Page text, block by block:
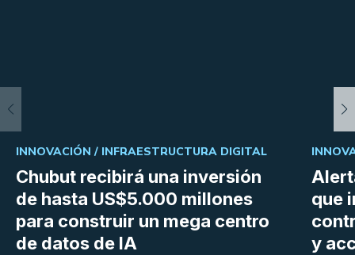
Chubut recibirá una inversión
de hasta US$5.000 millones
para construir un mega centro
de datos de IA
INNOVACIÓN / INFRAESTRUCTURA DIGITAL
que
y